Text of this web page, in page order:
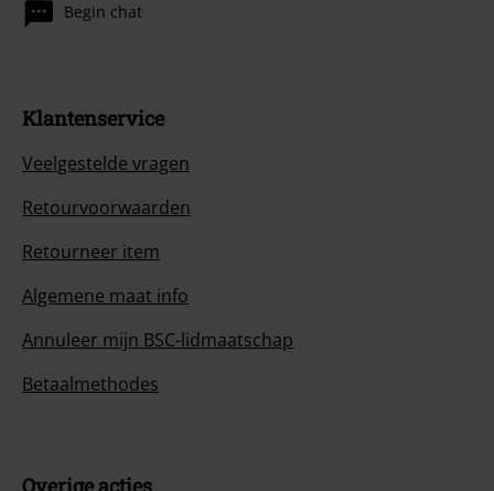
Begin chat
Klantenservice
Veelgestelde vragen
Retourvoorwaarden
Retourneer item
Algemene maat info
Annuleer mijn BSC-lidmaatschap
Betaalmethodes
Overige acties